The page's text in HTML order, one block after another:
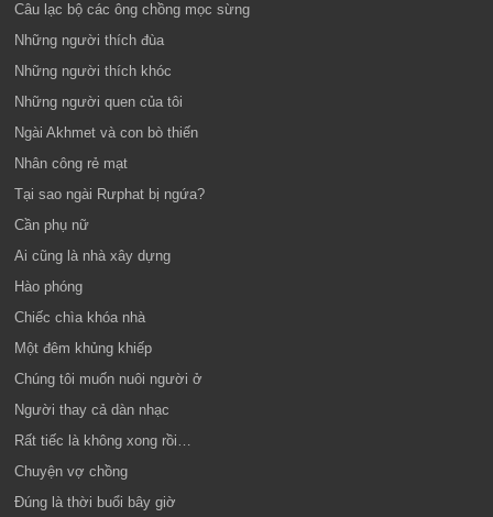
Câu lạc bộ các ông chồng mọc sừng
Những người thích đùa
Những người thích khóc
Những người quen của tôi
Ngài Akhmet và con bò thiến
Nhân công rẻ mạt
Tại sao ngài Rưphat bị ngứa?
Cần phụ nữ
Ai cũng là nhà xây dựng
Hào phóng
Chiếc chìa khóa nhà
Một đêm khủng khiếp
Chúng tôi muốn nuôi người ở
Người thay cả dàn nhạc
Rất tiếc là không xong rồi…
Chuyện vợ chồng
Đúng là thời buổi bây giờ